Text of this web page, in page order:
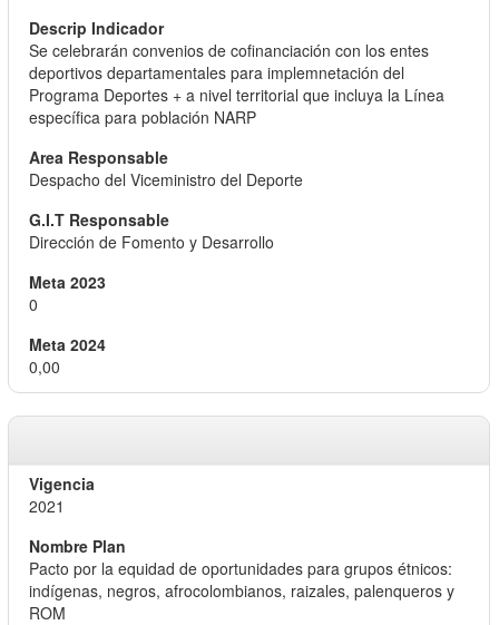
Se celebrarán convenios de cofinanciación con los entes
deportivos departamentales para implemnetación del
Programa Deportes + a nivel territorial que incluya la Línea
específica para población NARP
Despacho del Viceministro del Deporte
Dirección de Fomento y Desarrollo
0
0,00
2021
Pacto por la equidad de oportunidades para grupos étnicos:
indígenas, negros, afrocolombianos, raizales, palenqueros y
ROM